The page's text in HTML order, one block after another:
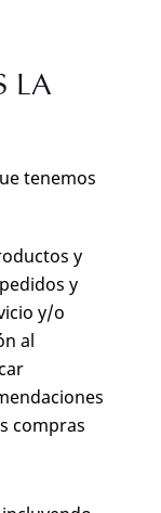
LA
tenemos
y
y
y/o
al
compras